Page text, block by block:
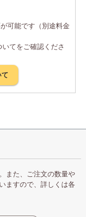
可能です（別途料金
てをご確認くださ
また、ご注文の数量や
ますので、詳しくは各